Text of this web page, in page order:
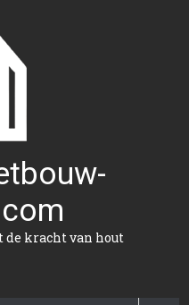
de kracht van hout